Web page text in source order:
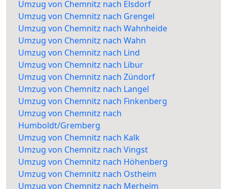
Umzug von Chemnitz nach Elsdorf
Umzug von Chemnitz nach Grengel
Umzug von Chemnitz nach Wahnheide
Umzug von Chemnitz nach Wahn
Umzug von Chemnitz nach Lind
Umzug von Chemnitz nach Libur
Umzug von Chemnitz nach Zündorf
Umzug von Chemnitz nach Langel
Umzug von Chemnitz nach Finkenberg
Umzug von Chemnitz nach
Humboldt/Gremberg
Umzug von Chemnitz nach Kalk
Umzug von Chemnitz nach Vingst
Umzug von Chemnitz nach Höhenberg
Umzug von Chemnitz nach Ostheim
Umzug von Chemnitz nach Merheim